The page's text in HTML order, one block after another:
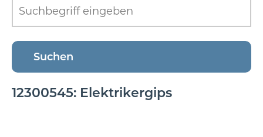
12300545: Elektrikergips